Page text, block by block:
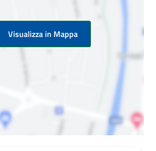
Visualizza in Mappa